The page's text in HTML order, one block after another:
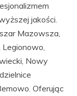
jakości.
Mazowsza,
Nowy
Oferując